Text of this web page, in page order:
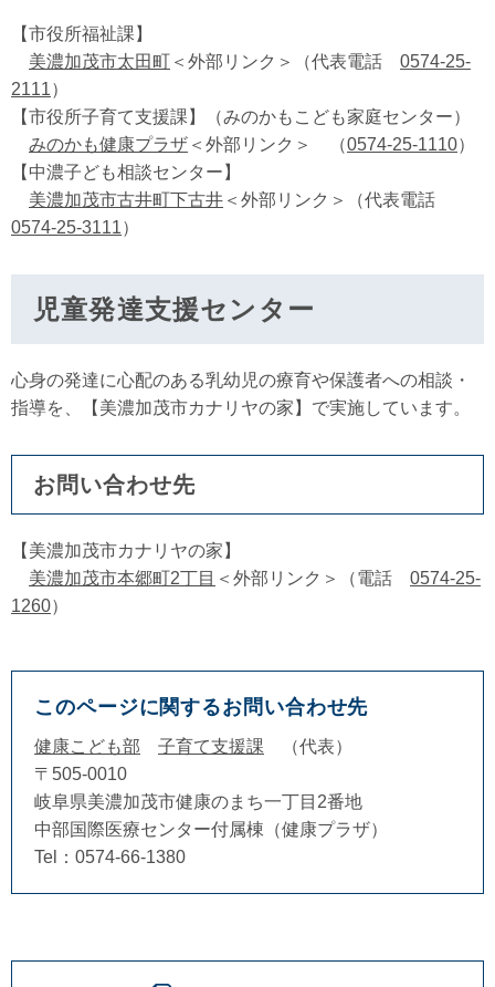
【市役所福祉課】
美濃加茂市太田町 ＜外部リンク＞ （代表電話 0574-25-
2111）
【市役所子育て支援課】（みのかもこども家庭センター）
みのかも健康プラザ ＜外部リンク＞ （0574-25-1110）
【中濃子ども相談センター】
美濃加茂市古井町下古井 ＜外部リンク＞
（代表電話
0574-25-3111）
児童発達支援センター
心身の発達に心配のある乳幼児の療育や保護者への相談・
指導を、【美濃加茂市カナリヤの家】で実施しています。
お問い合わせ先
【美濃加茂市カナリヤの家】
美濃加茂市本郷町2丁目 ＜外部リンク＞ （電話 0574-25-
1260）
このページに関するお問い合わせ先
健康こども部 子育て支援課
代表
〒505-0010
岐阜県美濃加茂市健康のまち一丁目2番地
中部国際医療センター付属棟（健康プラザ）
Tel：0574-66-1380